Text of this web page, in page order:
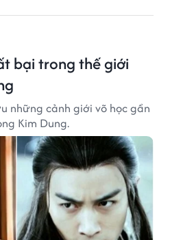
bại trong thế giới
những cảnh giới võ học gần
Kim Dung.